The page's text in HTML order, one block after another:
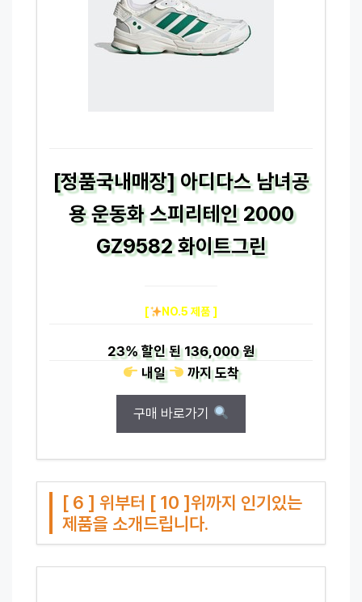
[정품국내매장] 아디다스 남녀공
용 운동화 스피리테인 2000
GZ9582 화이트그린
[ NO.5 제품 ]
23%할인 된136,000 원
내일
까지도착
구매 바로가기
[ 6 ] 위부터 [ 10 ]위까지 인기있는
제품을 소개드립니다.